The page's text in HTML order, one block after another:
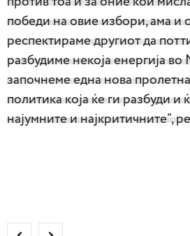
победи на овие избори, ама и
респектираме другиот да
разбудиме некоја енергија
започнеме една нова
политика која ќе ги разбуди и
најумните и најкритичните“,